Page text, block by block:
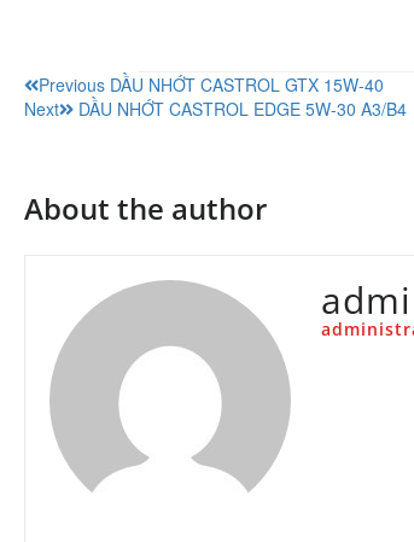
Previous DẦU NHỚT CASTROL GTX 15W-40
Next
DẦU NHỚT CASTROL EDGE 5W-30 A3/B4
About the author